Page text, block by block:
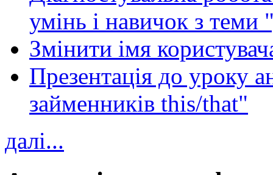
умінь і навичок з теми
Змінити імя
Презентація до уроку
займенників this/that"
далі...